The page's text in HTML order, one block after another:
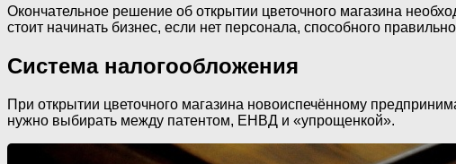
Окончательное решение об открытии цветочного магазина
стоит начинать бизнес, если нет персонала, способного
Система налогообложения
При открытии цветочного магазина новоиспечённому
нужно выбирать между патентом, ЕНВД и «упрощенкой».